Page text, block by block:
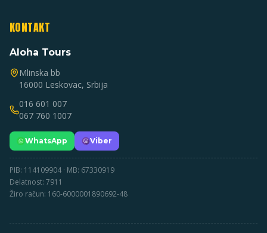
KONTAKT
Aloha Tours
Mlinska bb
16000 Leskovac, Srbija
016 601 007
067 760 1007
WhatsApp Viber
PIB: 114109904 · MB: 67330919
Delatnost: 7911
Žiro račun: 160-6000001890692-48